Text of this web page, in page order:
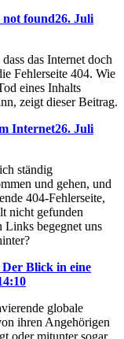
not found26. Juli
das Internet doch
Fehlerseite 404. Wie
eines Inhalts
zeigt dieser Beitrag.
Internet26. Juli
ständig
und gehen, und
404-Fehlerseite,
nicht gefunden
Links begegnet uns
Der Blick in eine
globale
ihren Angehörigen
oder mitunter sogar